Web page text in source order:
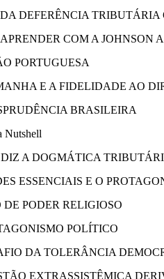
DEFERÊNCIA TRIBUTÁRIA
COM A JOHNSON
PORTUGUESA
E A FIDELIDADE AO
BRASILEIRA
Nutshell
DIZ A DOGMÁTICA
ESSENCIAIS E O
DE PODER RELIGIOSO
POLÍTICO
DA TOLERÂNCIA
EXTRASSISTÊMICA